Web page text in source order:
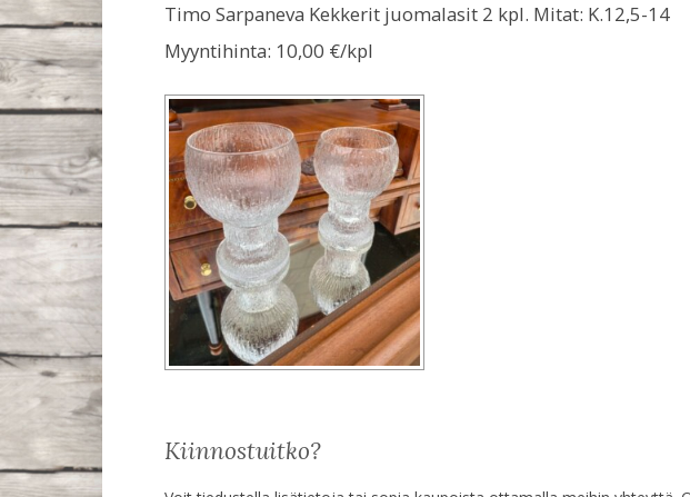
Timo Sarpaneva Kekkerit juomalasit 2 kpl. Mitat: K.12,5-14
Myyntihinta: 10,00 €/kpl
Kiinnostuitko?